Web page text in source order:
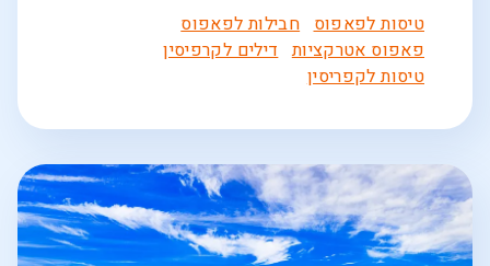
טיסות לפאפוס חבילות לפאפוס
פאפוס אטרקציות דילים לקרפיסין
טיסות לקפריסין